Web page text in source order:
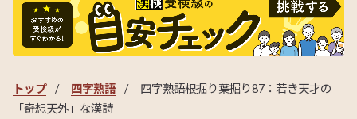
トップ 四字熟語
四字熟語根掘り葉掘り87：若き天才の
「奇想天外」な漢詩